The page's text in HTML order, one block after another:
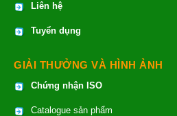
Liên hệ
Tuyển dụng
GIẢI THƯỞNG VÀ HÌNH ẢNH
Chứng nhận ISO
Catalogue sản phẩm